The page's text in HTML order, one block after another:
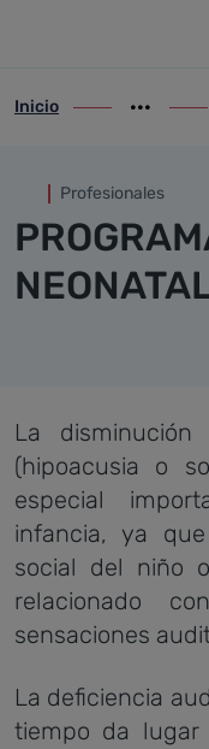
Programa
ir-a inicio
Inicio
ir-
Profesionales
La
(hipoacusia o
especial
infancia, ya
social del niño
relacionado
sensaciones
La deficiencia
tiempo da lugar